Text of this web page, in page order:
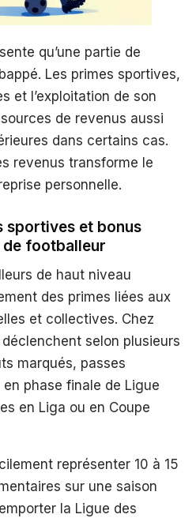
qu’une partie de
Les primes sportives,
et l’exploitation de son
de revenus aussi
dans certains cas.
revenus transforme le
personnelle.
sportives et bonus
footballeur
de haut niveau
des primes liées aux
et collectives. Chez
selon plusieurs
marqués, passes
phase finale de Ligue
en Liga ou en Coupe
représenter 10 à 15
sur une saison
la Ligue des